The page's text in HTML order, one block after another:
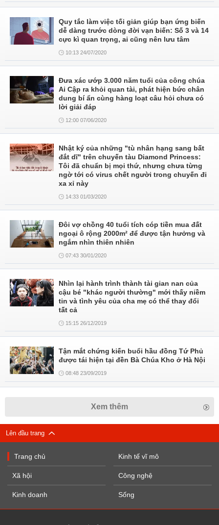
Quy tắc làm việc tối giản giúp bạn ứng biến
dễ dàng trước dòng đời vạn biến: Số 3 và 14
cực kì quan trọng, ai cũng nên lưu tâm
10:13 24/07/2020
Đưa xác ướp 3.000 năm tuổi của công chúa
Ai Cập ra khỏi quan tài, phát hiện bức chân
dung bí ẩn cùng hàng loạt câu hỏi chưa có
lời giải đáp
12:00 07/06/2020
Nhật ký của những "tù nhân hạng sang bất
đắt dĩ" trên chuyến tàu Diamond Princess:
Tôi đã chuẩn bị mọi thứ, nhưng chưa từng
ngờ tới có virus chết người trong chuyến đi
xa xỉ này
14:33 01/03/2020
Đôi vợ chồng 40 tuổi tích cóp tiền mua đất
ngoại ô rộng 2000m² để được tận hưởng và
ngắm nhìn thiên nhiên
07:43 30/01/2020
Nhìn lại hành trình thành tài gian nan của
cậu bé "khác người thường" mới thấy niềm
tin và tình yêu của cha mẹ có thể thay đổi
tất cả
15:15 26/12/2019
Tận mắt chứng kiến buổi hầu đồng Tứ Phủ
được tái hiện tại đền Bà Chúa Kho ở Hà Nội
08:48 23/09/2019
Xem thêm
Lên đầu trang
Trang chủ
Xã hội
Kinh doanh
Kinh tế vĩ mô
Công nghệ
Sống